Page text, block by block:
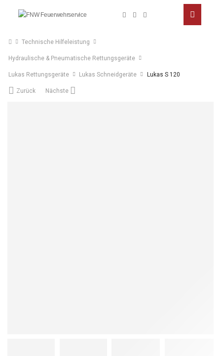
Technische Hilfeleistung
Hydraulische & Pneumatische Rettungsgeräte
Lukas Rettungsgeräte Lukas Schneidgeräte Lukas S 120
Zurück Nächste